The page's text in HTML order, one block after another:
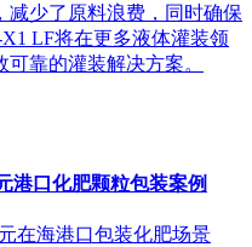
减少了原料浪费，同时确保
LF将在更多液体灌装领
靠的灌装解决方案。
港口化肥颗粒包装案例
在海港口包装化肥场景